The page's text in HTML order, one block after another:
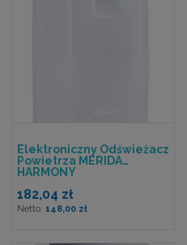
Elektroniczny Odświeżacz
Powietrza MERIDA
HARMONY
182,04 zł
148,00 zł